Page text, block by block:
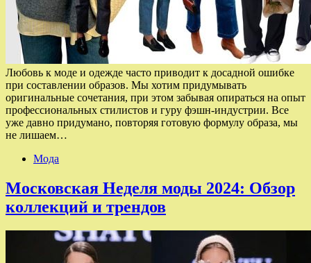
Любовь к моде и одежде часто приводит к досадной ошибке
при составлении образов. Мы хотим придумывать
оригинальные сочетания, при этом забывая опираться на опыт
профессиональных стилистов и гуру фэшн-индустрии. Все
уже давно придумано, повторяя готовую формулу образа, мы
не лишаем…
Мода
Московская Неделя моды 2024: Обзор
коллекций и трендов